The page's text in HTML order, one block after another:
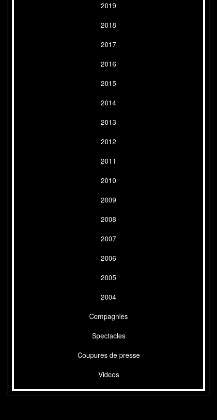
2019
2018
2017
2016
2015
2014
2013
2012
2011
2010
2009
2008
2007
2006
2005
2004
Compagnies
Spectacles
Coupures de presse
Videos